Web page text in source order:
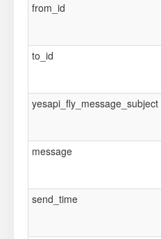
from_id
to_id
yesapi_fly_message_subject
message
send_time